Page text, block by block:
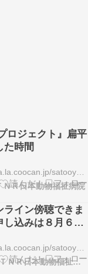
ロジェクト』扁平
た時間
ージよりご確認のう
け下さい。先住猫さん
いよう二匹飼いでお
加ご…
Ｒ日本動物福祉病院
イン傍聴できま
込みは８月６日
、イヌ指定問題…
う
ージよりご確認のう
下さい。先住猫さん
犬猫救済の輪 ＴＮＲ日本動物福祉病院